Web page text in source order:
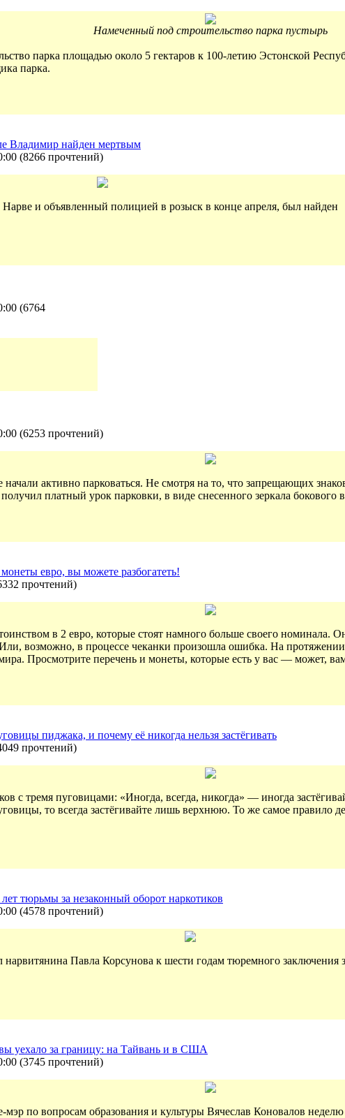
Намеченный под строительство парка пустырь
парка площадью около 5 гектаров к 100-летию Эстонской
парка.
Владимир найден мертвым
(8266 прочтений)
и объявленный полицией в розыск в конце апреля, был найден
(6764
(6253 прочтений)
начали активно парковаться. Не смотря на то, что запрещающих
платный урок парковки, в виде снесенного зеркала бокового
евро, вы можете разбогатеть!
прочтений)
в 2 евро, которые стоят намного больше своего
возможно, в процессе чеканки произошла ошибка. На протяжении
Просмотрите перечень и монеты, которые есть у вас — может,
пиджака, и почему её никогда нельзя застёгивать
прочтений)
с тремя пуговицами: «Иногда, всегда, никогда» — иногда
то всегда застёгивайте лишь верхнюю. То же самое правило
тюрьмы за незаконный оборот наркотиков
(4578 прочтений)
Павла Корсунова к шести годам тюремного заключения
уехало за границу: на Тайвань и в США
(3745 прочтений)
по вопросам образования и культуры Вячеслав Коновалов